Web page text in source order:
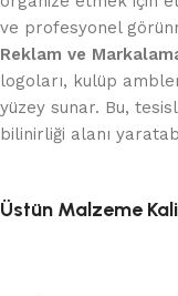
ve profesyonel
Reklam ve
logoları, kulüp
yüzey sunar. Bu,
bilinirliği alanı
Üstün Malzeme